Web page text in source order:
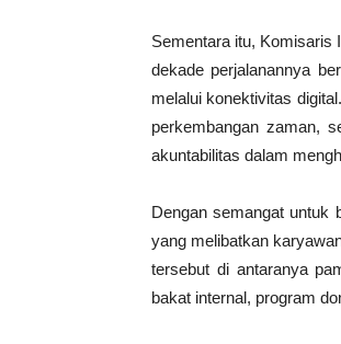
Sementara itu, Komisaris
dekade perjalanannya
melalui konektivitas
perkembangan zaman,
akuntabilitas dalam
Dengan semangat untuk
yang melibatkan
tersebut di antaranya
bakat internal, program